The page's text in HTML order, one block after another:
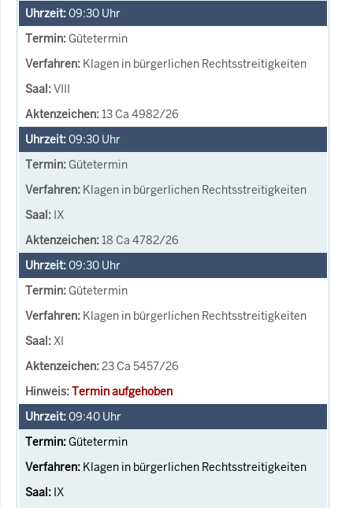
09:30 Uhr
Gütetermin
Klagen in bürgerlichen Rechtsstreitigkeiten
VIII
13 Ca 4982/26
09:30 Uhr
Gütetermin
Klagen in bürgerlichen Rechtsstreitigkeiten
IX
18 Ca 4782/26
09:30 Uhr
Gütetermin
Klagen in bürgerlichen Rechtsstreitigkeiten
XI
23 Ca 5457/26
Termin aufgehoben
09:40 Uhr
Gütetermin
Klagen in bürgerlichen Rechtsstreitigkeiten
IX